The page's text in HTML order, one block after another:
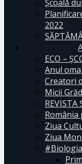
Școală
2022
ECO –
Anul
Creatori
Micii
REVISTA
România
Ziua
Ziua